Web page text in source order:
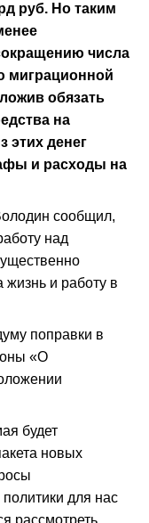
руб. Но таким
числа
миграционной
обязать
на
этих денег
и расходы на
сообщил,
над
жизнь и работу в
поправки в
«О
будет
новых
для нас